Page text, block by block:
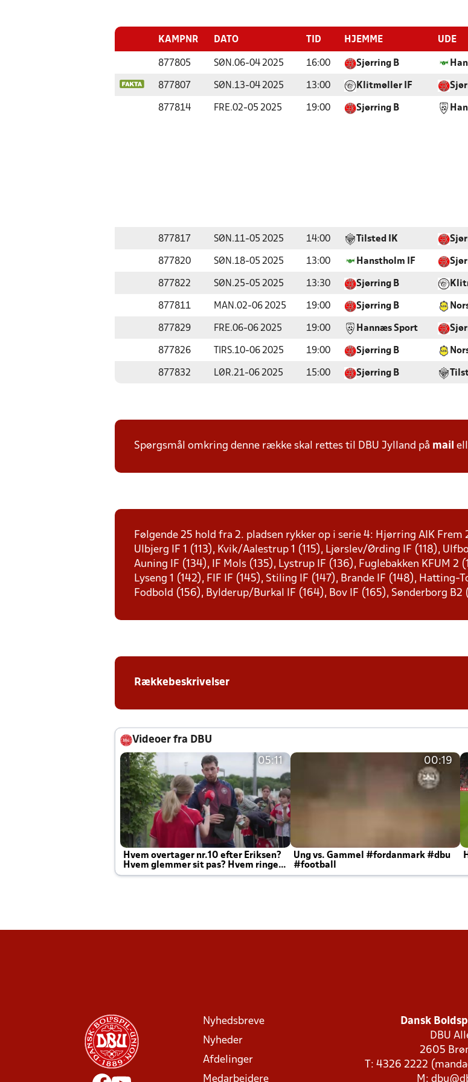
KAMPNR DATO TID HJEMME UDE
877805 SØN.06-04 2025 16:00 Sjørring B
877807 SØN.13-04 2025 13:00 Klitmøller IF
877814 FRE.02-05 2025 19:00 Sjørring B
877817 SØN.11-05 2025 14:00 Tilsted IK
877820 SØN.18-05 2025 13:00 Hanstholm IF
877822 SØN.25-05 2025 13:30 Sjørring B
877811 MAN.02-06 2025 19:00 Sjørring B
877829 FRE.06-06 2025 19:00 Hannæs Sport
877826 TIRS.10-06 2025 19:00 Sjørring B
877832 LØR.21-06 2025 15:00 Sjørring B
Spørgsmål omkring denne række skal rettes til DBU Jylland på mail
Følgende 25 hold fra 2. pladsen rykker op i serie 4: Hjørring AIK
Ulbjerg IF 1 (113), Kvik/Aalestrup 1 (115), Ljørslev/Ørding IF (118),
Auning IF (134), IF Mols (135), Lystrup IF (136), Fuglebakken KFUM 2
Lyseng 1 (142), FIF IF (145), Stiling IF (147), Brande IF (148), Hatting-
Fodbold (156), Bylderup/Burkal IF (164), Bov IF (165), Sønderborg
Rækkebeskrivelser
Videoer fra DBU
05:11
Hvem overtager nr.10 efter Eriksen?
Hvem glemmer sit pas? Hvem ringer
Joachim altid til efter kampe?
00:19
Ung vs. Gammel #fordanmark #dbu
#football
Nyhedsbreve
Nyheder
Afdelinger
Medarbejdere
Dansk
DBU
2605
T: 4326 2222
M: